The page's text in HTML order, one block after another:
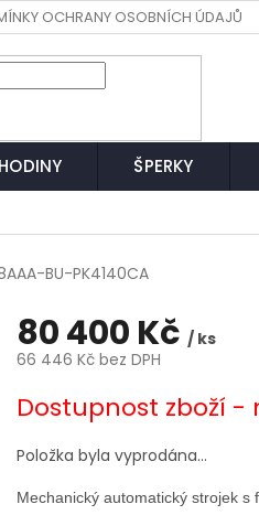
OCHRANY OSOBNÍCH ÚDAJŮ
HODINY ŠPERKY
BU-PK4140CA
80 400 Kč / ks
66 446 Kč bez DPH
cena:
Dostupnost zboží -
Položka byla vyprodána…
Mechanický automatický strojek s